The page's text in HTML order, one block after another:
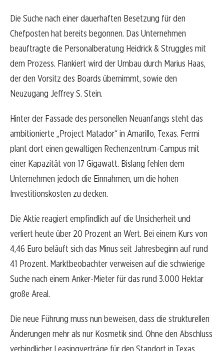
Die Suche nach einer dauerhaften Besetzung für den
Chefposten hat bereits begonnen. Das Unternehmen
beauftragte die Personalberatung Heidrick & Struggles mit
dem Prozess. Flankiert wird der Umbau durch Marius Haas,
der den Vorsitz des Boards übernimmt, sowie den
Neuzugang Jeffrey S. Stein.
Hinter der Fassade des personellen Neuanfangs steht das
ambitionierte „Project Matador“ in Amarillo, Texas. Fermi
plant dort einen gewaltigen Rechenzentrum-Campus mit
einer Kapazität von 17 Gigawatt. Bislang fehlen dem
Unternehmen jedoch die Einnahmen, um die hohen
Investitionskosten zu decken.
Die Aktie reagiert empfindlich auf die Unsicherheit und
verliert heute über 20 Prozent an Wert. Bei einem Kurs von
4,46 Euro beläuft sich das Minus seit Jahresbeginn auf rund
41 Prozent. Marktbeobachter verweisen auf die schwierige
Suche nach einem Anker-Mieter für das rund 3.000 Hektar
große Areal.
Die neue Führung muss nun beweisen, dass die strukturellen
Änderungen mehr als nur Kosmetik sind. Ohne den Abschluss